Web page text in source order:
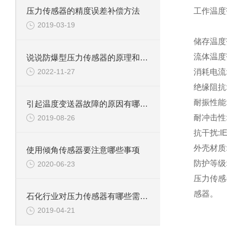
工作温
储存温
流体温
消耗电
绝缘阻
耐振性
耐冲击
抗干扰
外壳材
防护等
压力传
感器。
压力传感器的精度误差补偿方法
2019-03-19
说说防爆型压力传感器的原理和安装
2022-11-27
引起温度变送器故障的原因有哪些？
2019-08-26
使用倾角传感器要注意哪些事项
2020-06-23
石化行业对压力传感器有哪些需求？
2019-04-21